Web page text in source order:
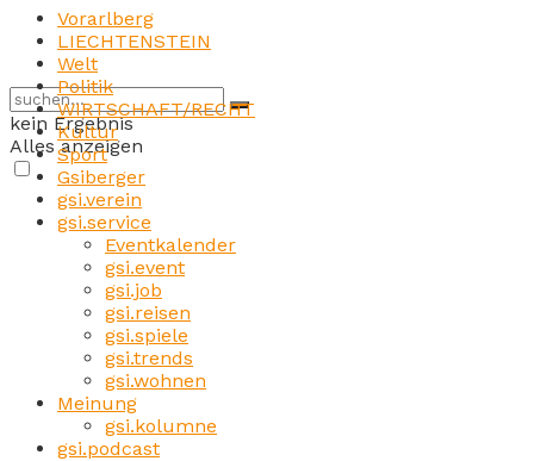
kein Ergebnis
Alles anzeigen
Vorarlberg
LIECHTENSTEIN
Welt
Politik
WIRTSCHAFT/RECHT
Kultur
Sport
Gsiberger
gsi.verein
gsi.service
Eventkalender
gsi.event
gsi.job
gsi.reisen
gsi.spiele
gsi.trends
gsi.wohnen
Meinung
gsi.kolumne
gsi.podcast